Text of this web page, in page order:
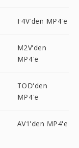
F4V'den MP4'e
M2V'den
MP4'e
TOD'den
MP4'e
AV1'den MP4'e